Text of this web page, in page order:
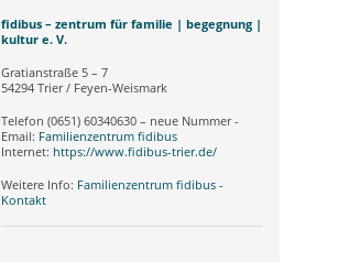
fidibus – zentrum für familie | begegnung |
kultur e. V.
Gratianstraße 5 – 7
54294 Trier / Feyen-Weismark
Telefon (0651) 60340630 – neue Nummer -
Email: Familienzentrum fidibus
Internet: https://www.fidibus-trier.de/
Weitere Info: Familienzentrum fidibus -
Kontakt